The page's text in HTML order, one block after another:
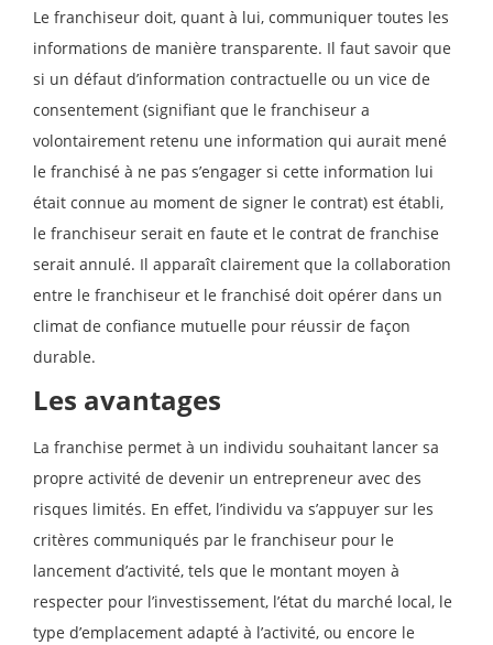
Le franchiseur doit, quant à lui, communiquer toutes les
informations de manière transparente. Il faut savoir que
si un défaut d’information contractuelle ou un vice de
consentement (signifiant que le franchiseur a
volontairement retenu une information qui aurait mené
le franchisé à ne pas s’engager si cette information lui
était connue au moment de signer le contrat) est établi,
le franchiseur serait en faute et le contrat de franchise
serait annulé. Il apparaît clairement que la collaboration
entre le franchiseur et le franchisé doit opérer dans un
climat de confiance mutuelle pour réussir de façon
durable.
Les avantages
La franchise permet à un individu souhaitant lancer sa
propre activité de devenir un entrepreneur avec des
risques limités. En effet, l’individu va s’appuyer sur les
critères communiqués par le franchiseur pour le
lancement d’activité, tels que le montant moyen à
respecter pour l’investissement, l’état du marché local, le
type d’emplacement adapté à l’activité, ou encore le